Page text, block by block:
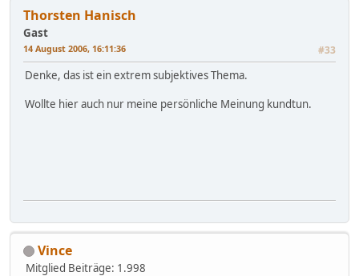
Thorsten Hanisch
Gast
14 August 2006, 16:11:36 #33
Denke, das ist ein extrem subjektives Thema.
Wollte hier auch nur meine persönliche Meinung kundtun.
Vince
Mitglied Beiträge: 1.998